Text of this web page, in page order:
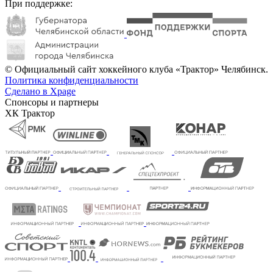
При поддержке:
© Официальный сайт хоккейного клуба «Трактор» Челябинск.
Политика конфиденциальности
Сделано в Xpage
Спонсоры и партнеры
ХК Трактор